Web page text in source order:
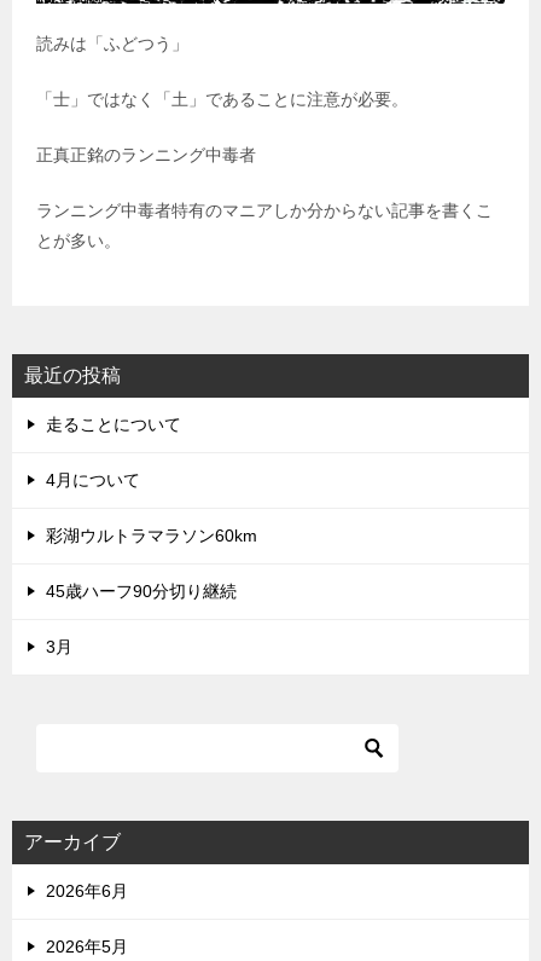
読みは「ふどつう」
「士」ではなく「土」であることに注意が必要。
正真正銘のランニング中毒者
ランニング中毒者特有のマニアしか分からない記事を書くこ
とが多い。
最近の投稿
走ることについて
4月について
彩湖ウルトラマラソン60km
45歳ハーフ90分切り継続
3月
アーカイブ
2026年6月
2026年5月